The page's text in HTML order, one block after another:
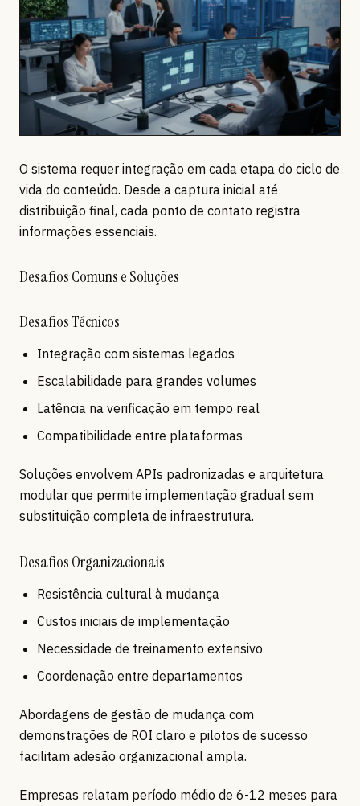
O sistema requer integração em cada etapa do ciclo de
vida do conteúdo. Desde a captura inicial até
distribuição final, cada ponto de contato registra
informações essenciais.
Desafios Comuns e Soluções
Desafios Técnicos
Integração com sistemas legados
Escalabilidade para grandes volumes
Latência na verificação em tempo real
Compatibilidade entre plataformas
Soluções envolvem APIs padronizadas e arquitetura
modular que permite implementação gradual sem
substituição completa de infraestrutura.
Desafios Organizacionais
Resistência cultural à mudança
Custos iniciais de implementação
Necessidade de treinamento extensivo
Coordenação entre departamentos
Abordagens de gestão de mudança com
demonstrações de ROI claro e pilotos de sucesso
facilitam adesão organizacional ampla.
Empresas relatam período médio de 6-12 meses para